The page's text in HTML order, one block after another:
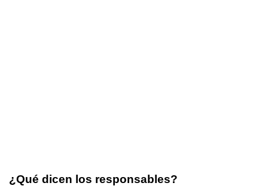
¿Qué dicen los responsables?